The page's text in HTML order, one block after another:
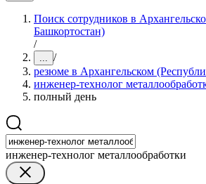
Поиск сотрудников в
Башкортостан)
/
... /
резюме в Архангельском
инженер-технолог
полный день
инженер-технолог металлообработки